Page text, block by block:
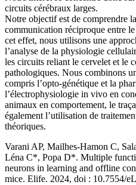
circuits cérébraux larges.
Notre objectif est de comprendre
communication réciproque entre
cet effet, nous utilisons une
l’analyse de la physiologie
les circuits reliant le cervelet et le
pathologiques. Nous combinons
compris l’opto-génétique et la
l’électrophysiologie in vivo en
animaux en comportement, le
également l’utilisation de
théoriques.
Varani AP, Mailhes-Hamon C,
Léna C*, Popa D*. Multiple
neurons in learning and offline
mice. Elife. 2024, doi : 10.7554/